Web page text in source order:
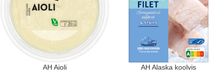
AH Aioli AH Alaska koolvis